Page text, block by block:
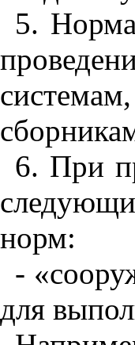
5.
6. При
норм:
-
для